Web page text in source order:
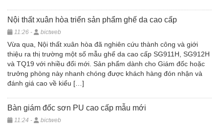
Nội thất xuân hòa triển sản phẩm ghế da cao cấp
11:26 - bictweb
Vừa qua, Nội thất xuân hòa đã nghiên cứu thành công và giới
thiệu ra thị trường một số mẫu ghế da cao cấp SG911H, SG912H
và TQ19 với nhiều đổi mới. Sản phẩm dành cho Giám đốc hoặc
trưởng phòng này nhanh chóng được khách hàng đón nhận và
đánh giá cao về kiểu […]
Bàn giám đốc sơn PU cao cấp mẫu mới
11:24 - bictweb